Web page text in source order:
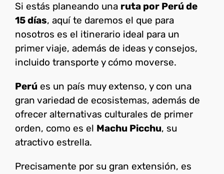
Si estás planeando una ruta por Perú de
15 días, aquí te daremos el que para
nosotros es el itinerario ideal para un
primer viaje, además de ideas y consejos,
incluido transporte y cómo moverse.
Perú es un país muy extenso, y con una
gran variedad de ecosistemas, además de
ofrecer alternativas culturales de primer
orden, como es el Machu Picchu, su
atractivo estrella.
Precisamente por su gran extensión, es